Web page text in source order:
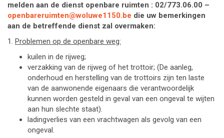
melden aan de dienst openbare ruimten : 02/773.06.00 –
openbareruimten@woluwe1150.be die uw bemerkingen
aan de betreffende dienst zal overmaken:
1. Problemen op de openbare weg:
kuilen in de rijweg;
verzakking van de rijweg of het trottoir; (De aanleg,
onderhoud en herstelling van de trottoirs zijn ten laste
van de aanwonende eigenaars die verantwoordelijk
kunnen worden gesteld in geval van een ongeval te wijten
aan hun slechte staat).
ladingverlies van een vrachtwagen als gevolg van een
ongeval.